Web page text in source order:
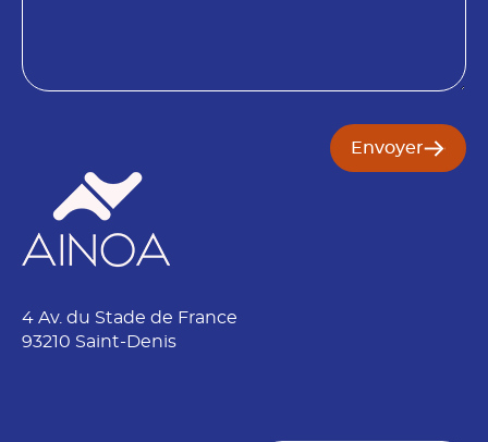
n
Envoyer
4 Av. du Stade de France
93210 Saint-Denis